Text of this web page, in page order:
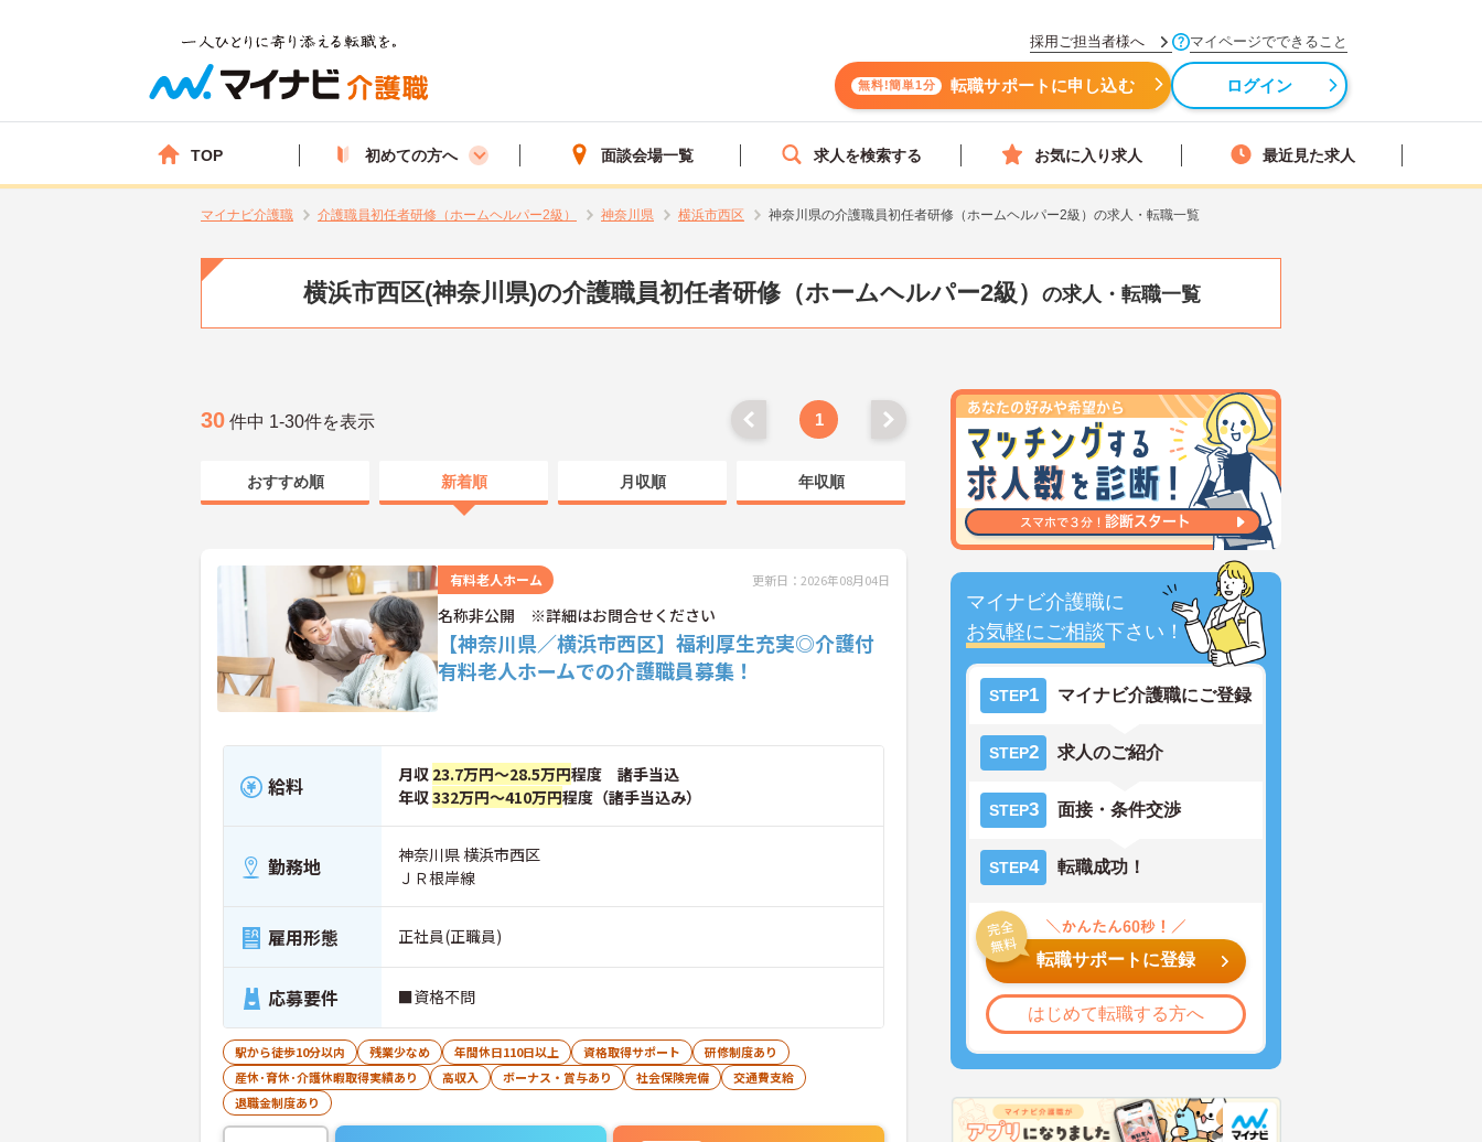
採用ご担当者様へ マイページでできること
無料!簡単1分 転職サポートに申し込む ログイン
TOP 初めての方へ 面談会場一覧 求人を検索する お気に入り求人 最近見た求人
マイナビ介護職 介護職員初任者研修（ホームヘルパー2級） 神奈川県 横浜市西区 神奈川県の介護職員初任者研修（ホームヘルパー2級）の求人・転職一覧
横浜市西区(神奈川県)の介護職員初任者研修（ホームヘルパー2級） の求人・転職一覧
マイナビ介護職に
お気軽にご相談下さい！
STEP1 マイナビ介護職にご登録
STEP2 求人のご紹介
STEP3 面接・条件交渉
STEP4 転職成功！
転職サポートに登録
はじめて転職する方へ
30 件中 1-30件を表示 1
おすすめ順 新着順 月収順 年収順
有料老人ホーム 更新日：2026年08月04日
名称非公開 ※詳細はお問合せください
【神奈川県／横浜市西区】福利厚生充実◎介護付
有料老人ホームでの介護職員募集！
給料 月収 23.7万円～28.5万円程度 諸手当込
年収332万円～410万円程度（諸手当込み）
勤務地
神奈川県 横浜市西区
ＪＲ根岸線
雇用形態 正社員(正職員)
応募要件 ■資格不問
駅から徒歩10分以内 残業少なめ 年間休日110日以上 資格取得サポート
研修制度あり
産休･育休･介護休暇取得実績あり
高収入 ボーナス・賞与あり 社会保険完備
交通費支給
退職金制度あり